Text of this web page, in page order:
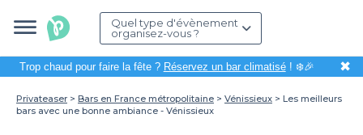
Quel type d'évènement
organisez-vous ?
Trop chaud pour faire la fête ? Réservez un bar climatisé! ❄️🎉 ✖
Privateaser Bars en France métropolitaine Vénissieux
Les meilleurs
bars avec une bonne ambiance - Vénissieux